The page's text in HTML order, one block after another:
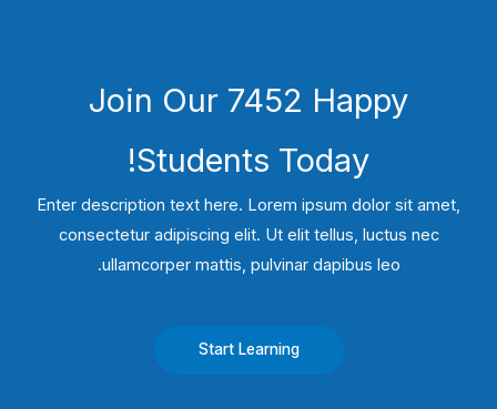
Join Our 7452 Happy
Students​ Today!
Enter description text here. Lorem ipsum dolor sit amet,
consectetur adipiscing elit. Ut elit tellus, luctus nec
ullamcorper mattis, pulvinar dapibus leo.​
Start Learning